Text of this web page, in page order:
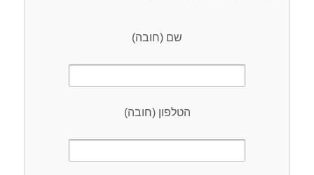
שם (חובה)
הטלפון (חובה)